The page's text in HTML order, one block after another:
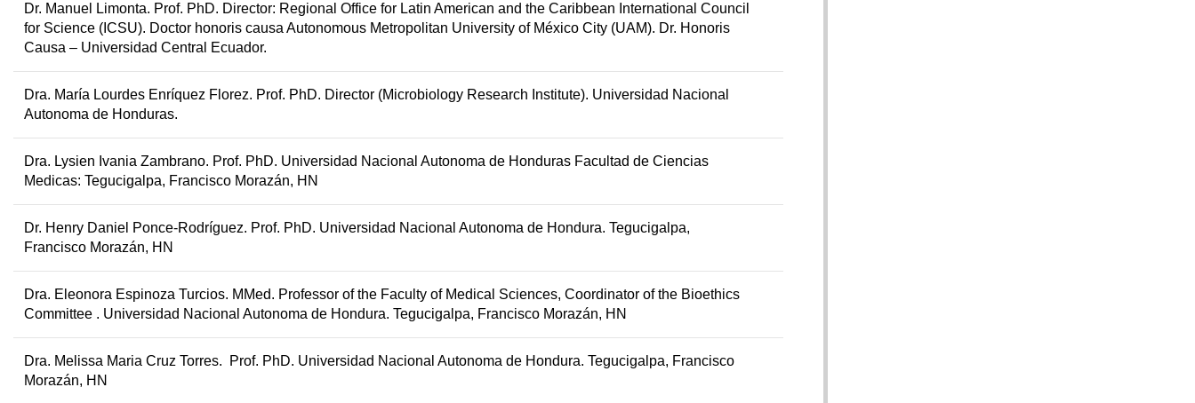
Dr. Manuel Limonta. Prof. PhD. Director: Regional Office for Latin American and the Caribbean International Council
for Science (ICSU). Doctor honoris causa Autonomous Metropolitan University of México City (UAM). Dr. Honoris
Causa – Universidad Central Ecuador.
Dra. María Lourdes Enríquez Florez. Prof. PhD. Director (Microbiology Research Institute). Universidad Nacional
Autonoma de Honduras.
Dra. Lysien Ivania Zambrano. Prof. PhD. Universidad Nacional Autonoma de Honduras Facultad de Ciencias
Medicas: Tegucigalpa, Francisco Morazán, HN
Dr. Henry Daniel Ponce-Rodríguez. Prof. PhD. Universidad Nacional Autonoma de Hondura. Tegucigalpa,
Francisco Morazán, HN
Dra. Eleonora Espinoza Turcios. MMed. Professor of the Faculty of Medical Sciences, Coordinator of the Bioethics
Committee . Universidad Nacional Autonoma de Hondura. Tegucigalpa, Francisco Morazán, HN
Dra. Melissa Maria Cruz Torres. Prof. PhD. Universidad Nacional Autonoma de Hondura. Tegucigalpa, Francisco
Morazán, HN